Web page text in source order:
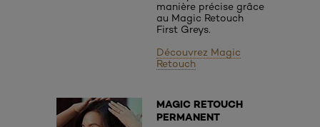
manière précise grâce
au Magic Retouch
First Greys.
Découvrez Magic
Retouch
MAGIC RETOUCH
PERMANENT